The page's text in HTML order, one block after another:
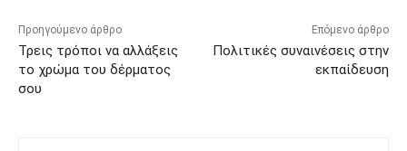
Προηγούμενο άρθρο
Τρεις τρόποι να αλλάξεις
το χρώμα του δέρματος
σου
Επόμενο άρθρο
Πολιτικές συναινέσεις στην
εκπαίδευση